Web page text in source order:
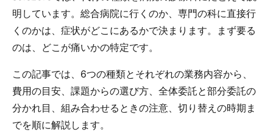
明しています。総合病院に行くのか、専門の科に直接行
くのかは、症状がどこにあるかで決まります。まず要る
のは、どこが痛いかの特定です。
この記事では、6つの種類とそれぞれの業務内容から、
費用の目安、課題からの選び方、全体委託と部分委託の
分かれ目、組み合わせるときの注意、切り替えの時期ま
でを順に解説します。